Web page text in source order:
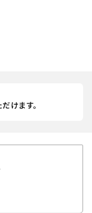
けます。